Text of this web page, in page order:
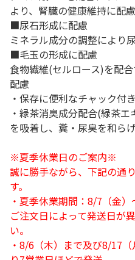
より、腎臓の健康維持に配慮
■尿石形成に配慮
ミネラル成分の調整により
■毛玉の形成に配慮
食物繊維(セルロース)を配
配慮
・保存に便利なチャック付き
・緑茶消臭成分配合(緑茶
を吸着し、糞・尿臭を和ら
※夏季休業日のご案内※
誠に勝手ながら、下記の通
す。
・夏季休業期間：8/7（金）
ご注文日によって発送日が
い。
・8/6（木）まで及び8/17